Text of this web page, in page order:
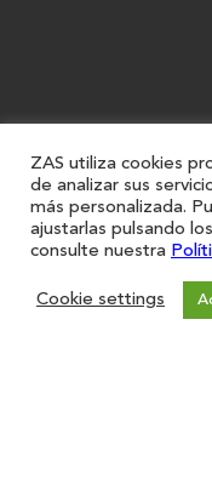
ZAS utiliza cookies
de analizar sus
más personalizada.
ajustarlas pulsando
consulte nuestra
Cookie settings